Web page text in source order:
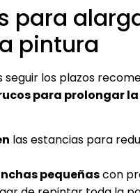
para
pintura
seguir los plazos
para prolongar
las estancias para
pequeñascon